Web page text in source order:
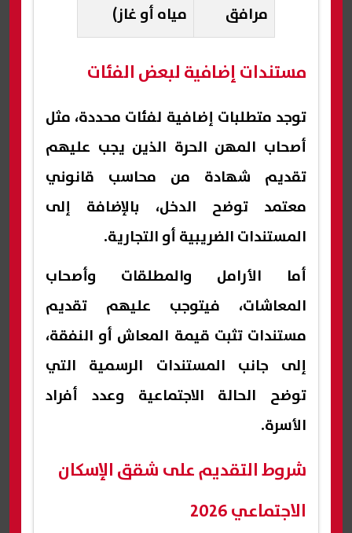
مرافق
مياه أو غاز)
مستندات إضافية لبعض الفئات
توجد متطلبات إضافية لفئات محددة، مثل
أصحاب المهن الحرة الذين يجب عليهم
تقديم شهادة من محاسب قانوني
معتمد توضح الدخل، بالإضافة إلى
المستندات الضريبية أو التجارية.
أما الأرامل والمطلقات وأصحاب
المعاشات، فيتوجب عليهم تقديم
مستندات تثبت قيمة المعاش أو النفقة،
إلى جانب المستندات الرسمية التي
توضح الحالة الاجتماعية وعدد أفراد
الأسرة.
شروط التقديم على شقق الإسكان
الاجتماعي 2026